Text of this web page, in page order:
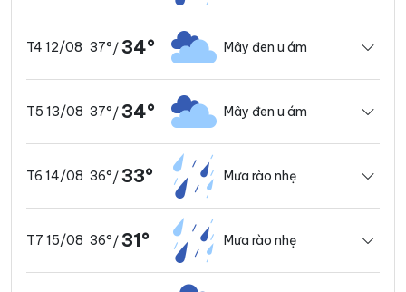
T4 12/08 37°/ 34° Mây đen u ám
T5 13/08 37°/ 34° Mây đen u ám
T6 14/08 36°/ 33° Mưa rào nhẹ
T7 15/08 36°/ 31° Mưa rào nhẹ